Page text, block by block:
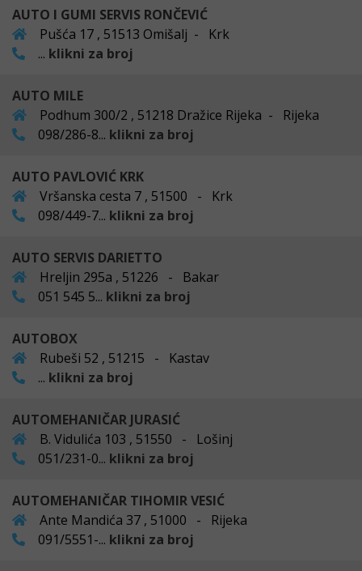
AUTO I GUMI SERVIS RONČEVIĆ
Pušća 17 , 51513 Omišalj - Krk
... klikni za broj
AUTO MILE
Podhum 300/2 , 51218 Dražice Rijeka - Rijeka
098/286-8... klikni za broj
AUTO PAVLOVIĆ KRK
Vršanska cesta 7 , 51500 - Krk
098/449-7... klikni za broj
AUTO SERVIS DARIETTO
Hreljin 295a , 51226 - Bakar
051 545 5... klikni za broj
AUTOBOX
Rubeši 52 , 51215 - Kastav
... klikni za broj
AUTOMEHANIČAR JURASIĆ
B. Vidulića 103 , 51550 - Lošinj
051/231-0... klikni za broj
AUTOMEHANIČAR TIHOMIR VESIĆ
Ante Mandića 37 , 51000 - Rijeka
091/5551-... klikni za broj